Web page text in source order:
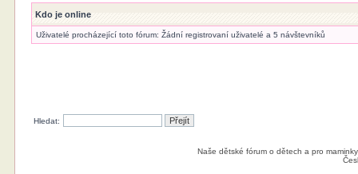
Kdo je online
Uživatelé procházející toto fórum: Žádní registrovaní uživatelé a 5 návštevníků
Hledat:
Naše dětské fórum o dětech a pro